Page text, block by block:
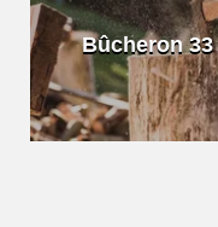
Bûcheron 33